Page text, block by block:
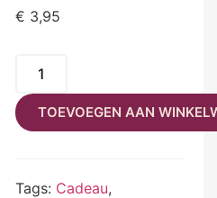
€ 3,95
TOEVOEGEN AAN
Tags: Cadeau,